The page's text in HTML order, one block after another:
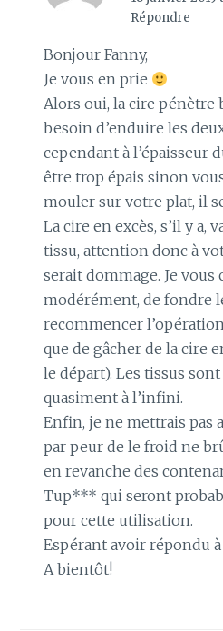
Répondre
Bonjour Fanny,
Je vous en prie
Alors oui, la cire pénètre
besoin d’enduire les
cependant à l’épaisseur
être trop épais sinon
mouler sur votre plat, il
La cire en excès, s’il y a,
tissu, attention donc à
serait dommage. Je vous
modérément, de fondre
recommencer
que de gâcher de la cire
le départ). Les tissus
quasiment à l’infini.
Enfin, je ne mettrais pas
par peur de le froid ne
en revanche des
Tup*** qui seront
pour cette utilisation.
Espérant avoir répondu
A bientôt!